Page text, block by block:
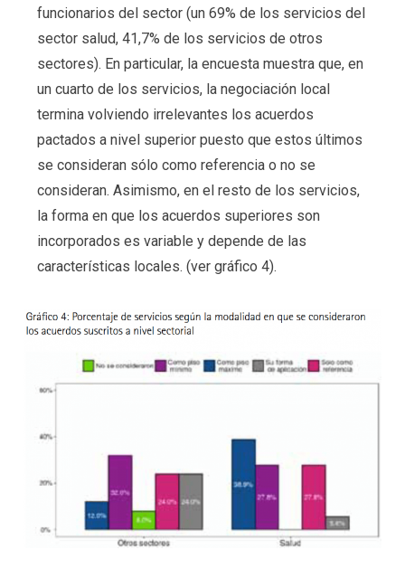
funcionarios del sector (un 69% de los servicios del
sector salud, 41,7% de los servicios de otros
sectores). En particular, la encuesta muestra que, en
un cuarto de los servicios, la negociación local
termina volviendo irrelevantes los acuerdos
pactados a nivel superior puesto que estos últimos
se consideran sólo como referencia o no se
consideran. Asimismo, en el resto de los servicios,
la forma en que los acuerdos superiores son
incorporados es variable y depende de las
características locales. (ver gráfico 4).